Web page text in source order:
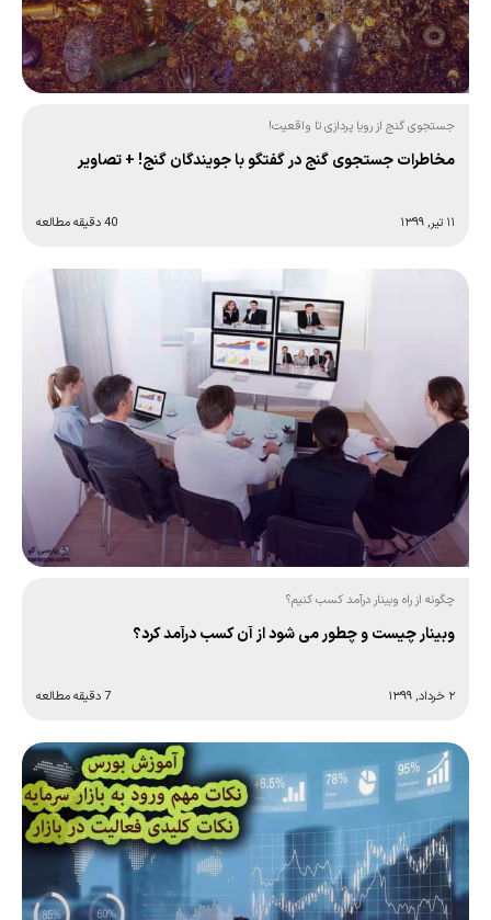
جستجوی گنج از رویا پردازی تا واقعیت!
مخاطرات جستجوی گنج در گفتگو با جویندگان گنج! + تصاویر
۱۱ تیر, ۱۳۹۹ 40 دقیقه مطالعه
چگونه از راه وبینار درآمد کسب کنیم؟
وبینار چیست و چطور می شود از آن کسب درآمد کرد؟
۲ خرداد, ۱۳۹۹ 7 دقیقه مطالعه